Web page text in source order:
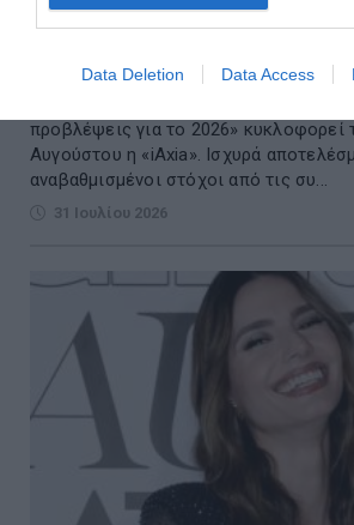
Data Deletion Data Access
Στην «iAxia»: «Άλμα» στα
Αναβαθμίζουν τις προβλέψεις
προβλέψεις για το 2026» κυκλοφορεί
Αυγούστου η «iAxia». Ισχυρά
αναβαθμισμένοι στόχοι από τις συ...
31 Ιουλίου 2026